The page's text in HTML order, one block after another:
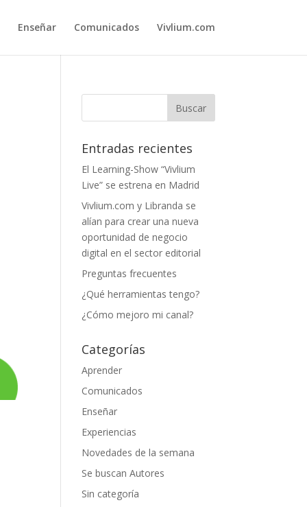
Enseñar Comunicados Vivlium.com
Entradas recientes
El Learning-Show “Vivlium
Live” se estrena en Madrid
Vivlium.com y Libranda se
alían para crear una nueva
oportunidad de negocio
digital en el sector editorial
Preguntas frecuentes
¿Qué herramientas tengo?
¿Cómo mejoro mi canal?
Categorías
Aprender
Comunicados
Enseñar
Experiencias
Novedades de la semana
Se buscan Autores
Sin categoría